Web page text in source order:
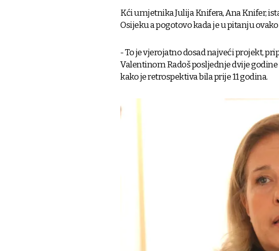
Kći umjetnika Julija Knifera, Ana Knifer,
Osijeku a pogotovo kada je u pitanju
- To je vjerojatno dosad najveći projekt,
Valentinom Radoš posljednje dvije
kako je retrospektiva bila prije 11 godina.